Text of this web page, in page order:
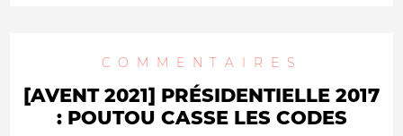
COMMENTAIRES
[AVENT 2021] PRÉSIDENTIELLE 2017
: POUTOU CASSE LES CODES